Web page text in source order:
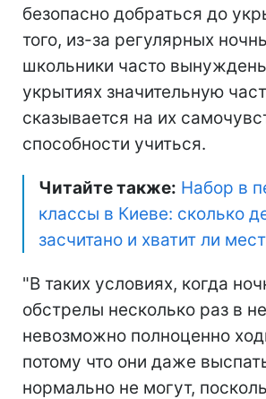
безопасно добраться до
того, из-за регулярных
школьники часто
укрытиях значительную
сказывается на их
способности учиться.
Читайте также: Набор в
классы в Киеве: сколько
засчитано и хватит ли
"В таких условиях, когда
обстрелы несколько раз в
невозможно полноценно
потому что они даже
нормально не могут,